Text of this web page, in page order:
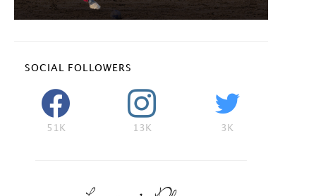
SOCIAL FOLLOWERS
51K 13K 3K